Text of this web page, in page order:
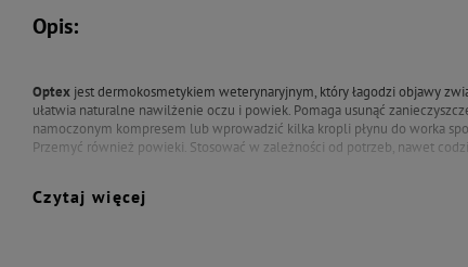
Opis:
Optex jest dermokosmetykiem weterynaryjnym, który łagodzi objawy
ułatwia naturalne nawilżenie oczu i powiek. Pomaga usunąć
namoczonym kompresem lub wprowadzić kilka kropli płynu do worka
Przemyć również powieki. Stosować w zależności od potrzeb, nawet
Czytaj więcej